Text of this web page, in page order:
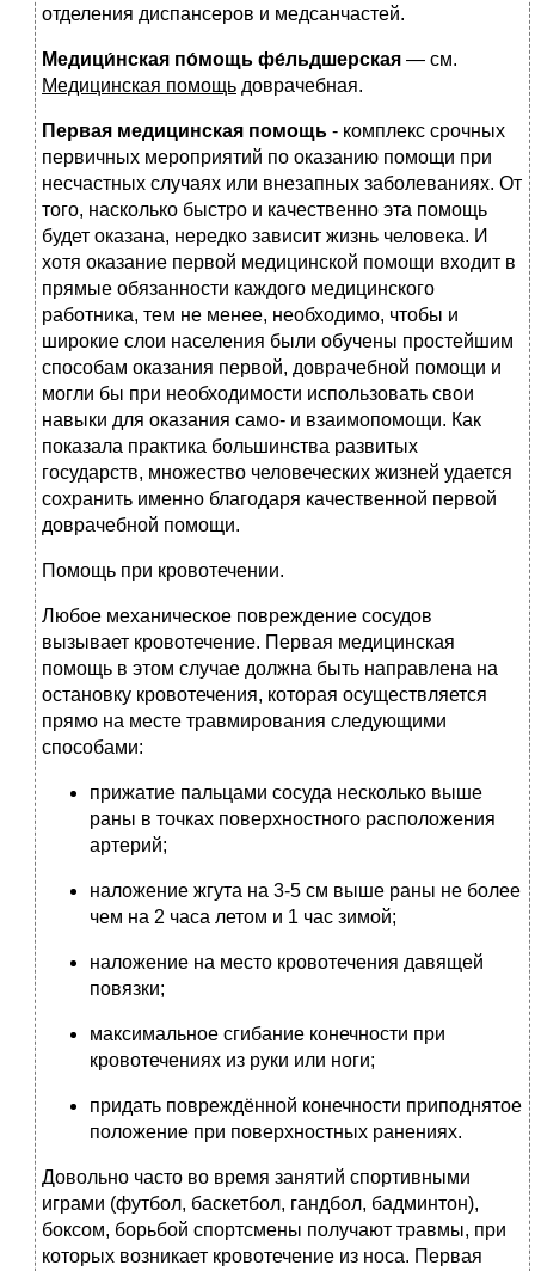
отделения диспансеров и медсанчастей.
Медици́нская по́мощь фе́льдшерская — см.
Медицинская помощь доврачебная.
Первая медицинская помощь - комплекс срочных
первичных мероприятий по оказанию помощи при
несчастных случаях или внезапных заболеваниях. От
того, насколько быстро и качественно эта помощь
будет оказана, нередко зависит жизнь человека. И
хотя оказание первой медицинской помощи входит в
прямые обязанности каждого медицинского
работника, тем не менее, необходимо, чтобы и
широкие слои населения были обучены простейшим
способам оказания первой, доврачебной помощи и
могли бы при необходимости использовать свои
навыки для оказания само- и взаимопомощи. Как
показала практика большинства развитых
государств, множество человеческих жизней удается
сохранить именно благодаря качественной первой
доврачебной помощи.
Помощь при кровотечении.
Любое механическое повреждение сосудов
вызывает кровотечение. Первая медицинская
помощь в этом случае должна быть направлена на
остановку кровотечения, которая осуществляется
прямо на месте травмирования следующими
способами:
прижатие пальцами сосуда несколько выше
раны в точках поверхностного расположения
артерий;
наложение жгута на 3-5 см выше раны не более
чем на 2 часа летом и 1 час зимой;
наложение на место кровотечения давящей
повязки;
максимальное сгибание конечности при
кровотечениях из руки или ноги;
придать повреждённой конечности приподнятое
положение при поверхностных ранениях.
Довольно часто во время занятий спортивными
играми (футбол, баскетбол, гандбол, бадминтон),
боксом, борьбой спортсмены получают травмы, при
которых возникает кровотечение из носа. Первая